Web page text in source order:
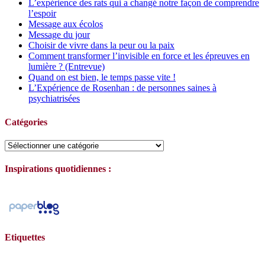
L’expérience des rats qui a changé notre façon de comprendre
l’espoir
Message aux écolos
Message du jour
Choisir de vivre dans la peur ou la paix
Comment transformer l’invisible en force et les épreuves en
lumière ? (Entrevue)
Quand on est bien, le temps passe vite !
L’Expérience de Rosenhan : de personnes saines à
psychiatrisées
Catégories
Catégories
Inspirations quotidiennes :
Etiquettes